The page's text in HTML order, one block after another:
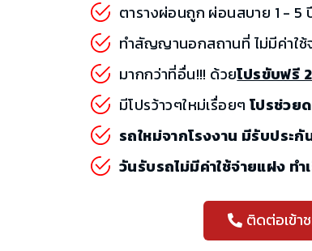
ตารางผ่อนถูก ผ่อนสบาย 1 - 5
ทำสัญญานอกสถานที่ ไม่มีค่าใ
มากกว่าที่อื่น!!! ด้วยโปรขับฟรี
มีโปรว้าวๆใหม่เรื่อยๆ โปรช่วย
รถใหม่จากโรงงาน มีรับประกั
วันรับรถไม่มีค่าใช้จ่ายแฝง ทำ
ติดต่อเข้า